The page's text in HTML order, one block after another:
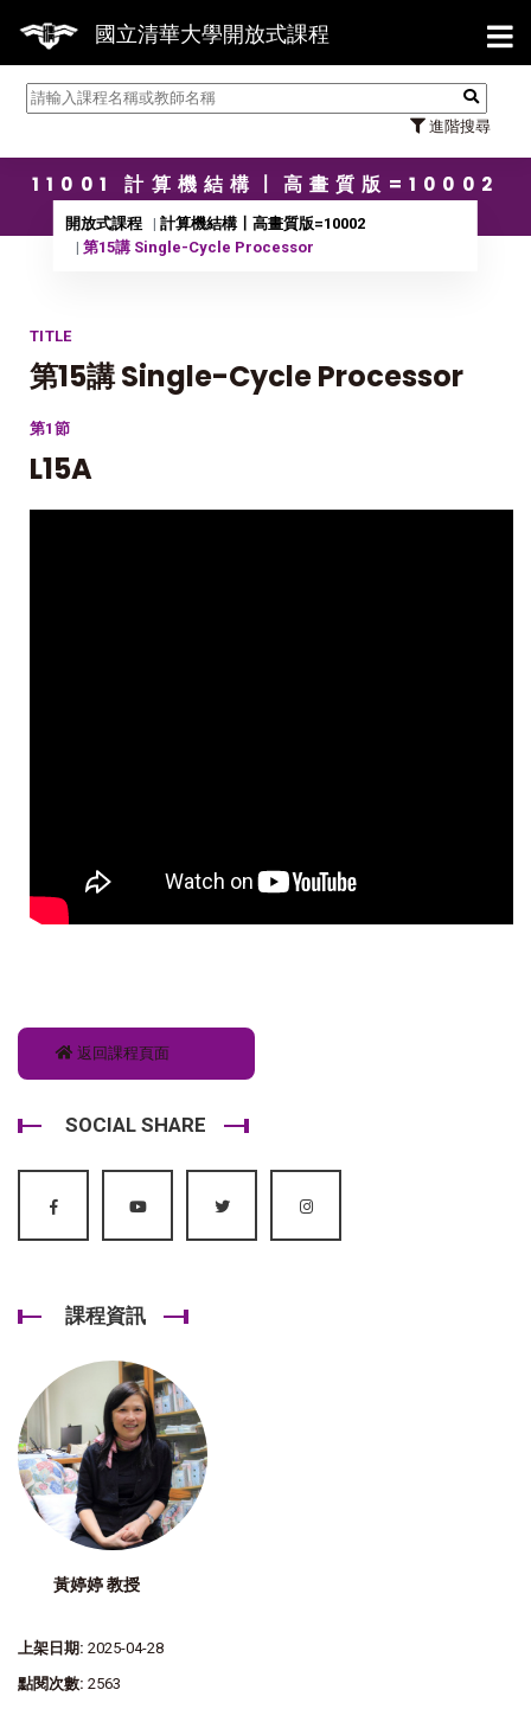
國立清華大學開放式課程
進階搜尋
【
11001 計算機結構〡高畫質版=10002
開放式課程
計算機結構〡高畫質版=10002
第15講 Single-Cycle Processor
TITLE
第15講 Single-Cycle Processor
第1節
L15A
返回課程頁面
SOCIAL SHARE
課程資訊
黃婷婷 教授
上架日期: 2025-04-28
點閱次數: 2563